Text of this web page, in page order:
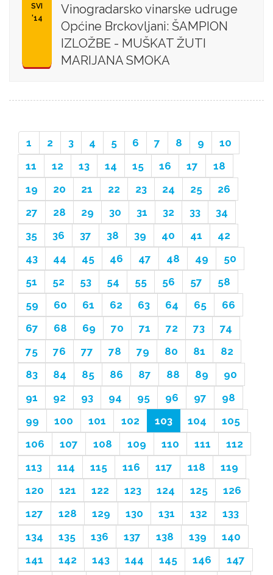
SVI
'14
Vinogradarsko vinarske udruge
Općine Brckovljani: ŠAMPION
IZLOŽBE - MUŠKAT ŽUTI
MARIJANA SMOKA
1 2 3 4 5 6 7 8 9
10
11
12 13 14 15 16 17
18
19
20 21 22 23 24 25
26
27
28 29 30 31 32 33
34
35
36 37 38 39 40 41
42
43
44 45 46 47 48 49
50
51
52 53 54 55 56 57
58
59
60 61 62 63 64 65
66
67
68 69 70 71 72 73
74
75
76 77 78 79 80 81
82
83
84 85 86 87 88 89
90
91
92 93 94 95 96 97
98
99
100 101 102 103 104
105
106
107 108 109 110 111
112
113
114 115 116 117 118
119
120
121 122 123 124 125
126
127
128 129 130 131 132
133
134
135 136 137 138 139
140
141
142 143 144 145 146 147